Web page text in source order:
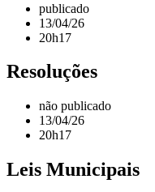
publicado
13/04/26
20h17
Resoluções
não publicado
13/04/26
20h17
Leis Municipais